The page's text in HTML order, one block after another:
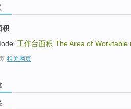
积
工作台面积 The Area of Worktable
-相关网页